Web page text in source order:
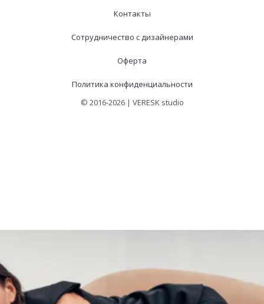
Контакты
Сотрудничество с дизайнерами
Оферта
Политика конфиденциальности
© 2016-2026 | VERESK studio